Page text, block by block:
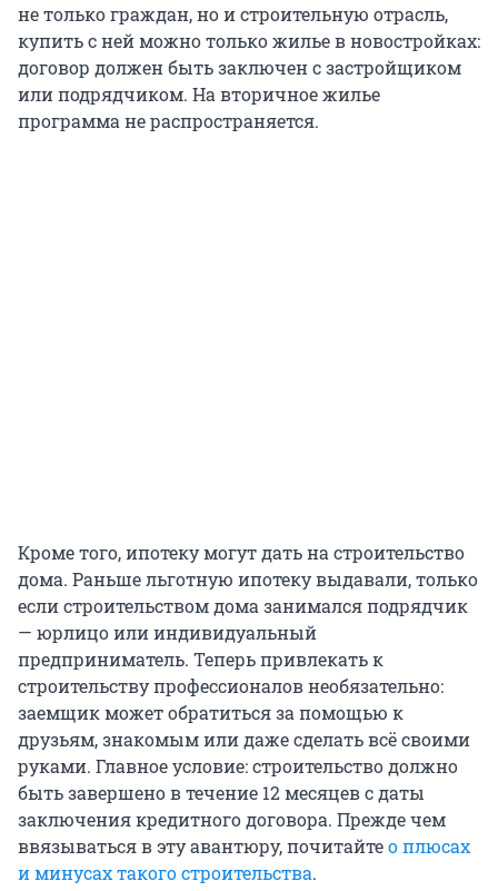
не только граждан, но и строительную отрасль,
купить с ней можно только жилье в новостройках:
договор должен быть заключен с застройщиком
или подрядчиком. На вторичное жилье
программа не распространяется.
Кроме того, ипотеку могут дать на строительство
дома. Раньше льготную ипотеку выдавали, только
если строительством дома занимался подрядчик
— юрлицо или индивидуальный
предприниматель. Теперь привлекать к
строительству профессионалов необязательно:
заемщик может обратиться за помощью к
друзьям, знакомым или даже сделать всё своими
руками. Главное условие: строительство должно
быть завершено в течение 12 месяцев с даты
заключения кредитного договора. Прежде чем
ввязываться в эту авантюру, почитайтео плюсах
и минусах такого строительства.